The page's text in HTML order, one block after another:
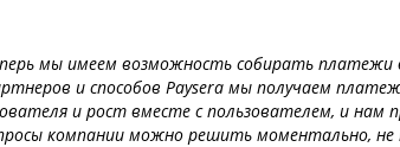
мы имеем возможность собирать
и способов Paysera мы получаем
и рост вместе с пользователем, и нам
компании можно решить моментально, не